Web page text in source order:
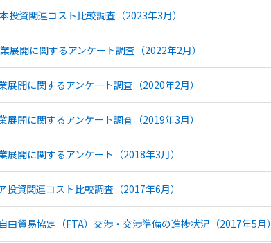
投資関連コスト比較調査（2023年3月）
展開に関するアンケート調査（2022年2月）
開に関するアンケート調査（2020年2月）
開に関するアンケート調査（2019年3月）
開に関するアンケート（2018年3月）
資関連コスト比較調査（2017年6月）
由貿易協定（FTA）交渉・交渉準備の進捗状況（2017年5月）